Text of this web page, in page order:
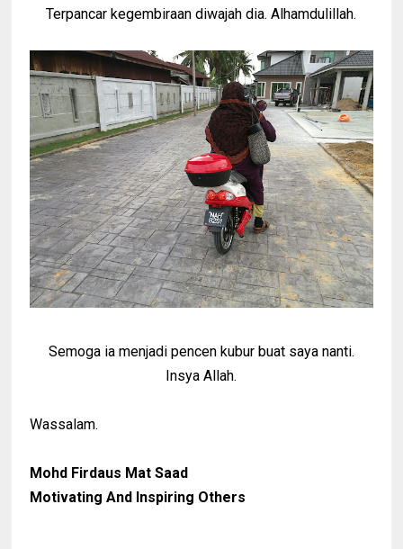
Terpancar kegembiraan diwajah dia. Alhamdulillah.
Semoga ia menjadi pencen kubur buat saya nanti.
Insya Allah.
Wassalam.
Mohd Firdaus Mat Saad
Motivating And Inspiring Others